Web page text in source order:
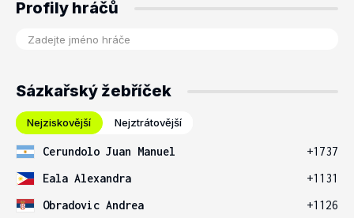
Profily hráčů
Sázkařský žebříček
Nejziskovější Nejztrátovější
Cerundolo Juan Manuel
+1737
Eala Alexandra
+1131
Obradovic Andrea
+1126